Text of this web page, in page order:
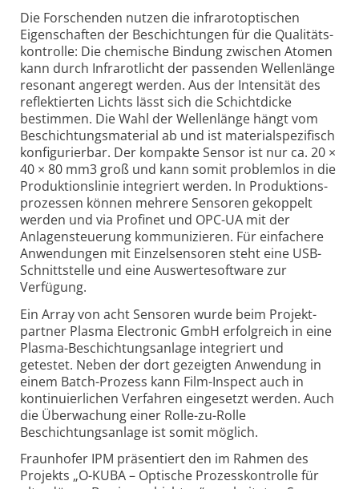
Die Forschenden nutzen die infra­rot­optischen
Eigen­schaften der Beschichtungen für die Qualitäts­
kontrolle: Die chemische Bindung zwischen Atomen
kann durch Infra­rot­licht der passenden Wellen­länge
resonant angeregt werden. Aus der Intensität des
reflektierten Lichts lässt sich die Schicht­dicke
bestimmen. Die Wahl der Wellen­länge hängt vom
Beschichtungs­material ab und ist material­spezifisch
konfi­gurierbar. Der kompakte Sensor ist nur ca. 20 ×
40 × 80 mm3 groß und kann somit problemlos in die
Produktions­linie integriert werden. In Produktions­
prozessen können mehrere Sensoren gekoppelt
werden und via Profinet und OPC-UA mit der
Anlagen­steuerung kommu­nizieren. Für einfachere
Anwendungen mit Einzelsensoren steht eine USB-
Schnitt­stelle und eine Auswerte­software zur
Verfügung.
Ein Array von acht Sensoren wurde beim Projekt­
partner Plasma Electronic GmbH erfolg­reich in eine
Plasma-Beschichtungsanlage integriert und
getestet. Neben der dort gezeigten Anwendung in
einem Batch-Prozess kann Film-Inspect auch in
konti­nuier­lichen Verfahren eingesetzt werden. Auch
die Überwachung einer Rolle-zu-Rolle
Beschichtungs­anlage ist somit möglich.
Fraunhofer IPM präsentiert den im Rahmen des
Projekts „O-KUBA – Optische Prozess­kontrolle für